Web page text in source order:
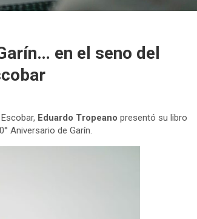
en el seno del
Eduardo Tropeano presentó su libro
Aniversario de Garín.